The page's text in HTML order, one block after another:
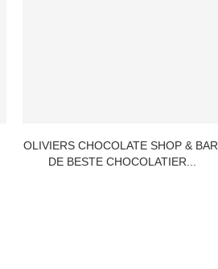
OLIVIERS CHOCOLATE SHOP & BAR,
DE BESTE CHOCOLATIER...